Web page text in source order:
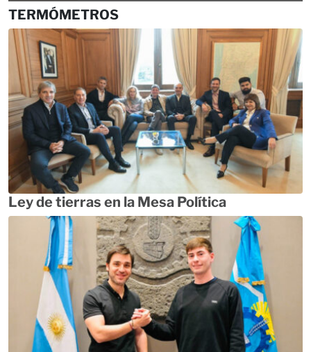
TERMÓMETROS
Ley de tierras en la Mesa Política